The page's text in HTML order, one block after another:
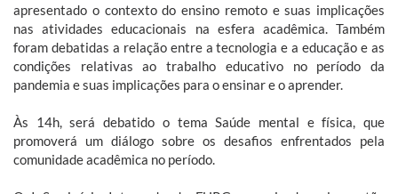
apresentado o contexto do ensino remoto e suas implicações
nas atividades educacionais na esfera acadêmica. Também
foram debatidas a relação entre a tecnologia e a educação e as
condições relativas ao trabalho educativo no período da
pandemia e suas implicações para o ensinar e o aprender.
Às 14h, será debatido o tema Saúde mental e física, que
promoverá um diálogo sobre os desafios enfrentados pela
comunidade acadêmica no período.